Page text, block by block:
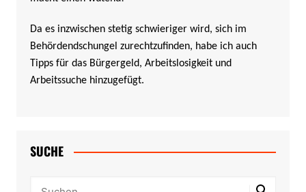
Da es inzwischen stetig schwieriger wird, sich im
Behördendschungel zurechtzufinden, habe ich auch
Tipps für das Bürgergeld, Arbeitslosigkeit und
Arbeitssuche hinzugefügt.
SUCHE